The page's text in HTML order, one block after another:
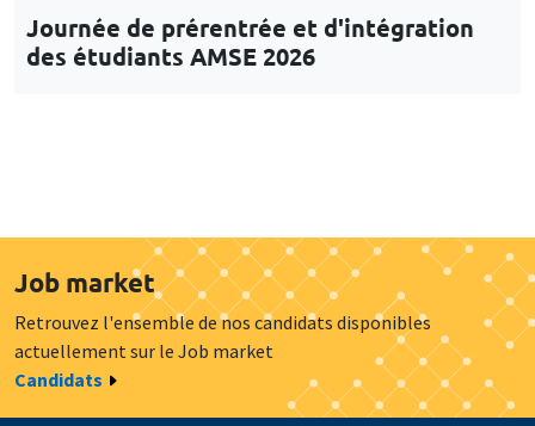
Journée de prérentrée et d'intégration
des étudiants AMSE 2026
Job market
Retrouvez l'ensemble de nos candidats disponibles
actuellement sur le Job market
Candidats